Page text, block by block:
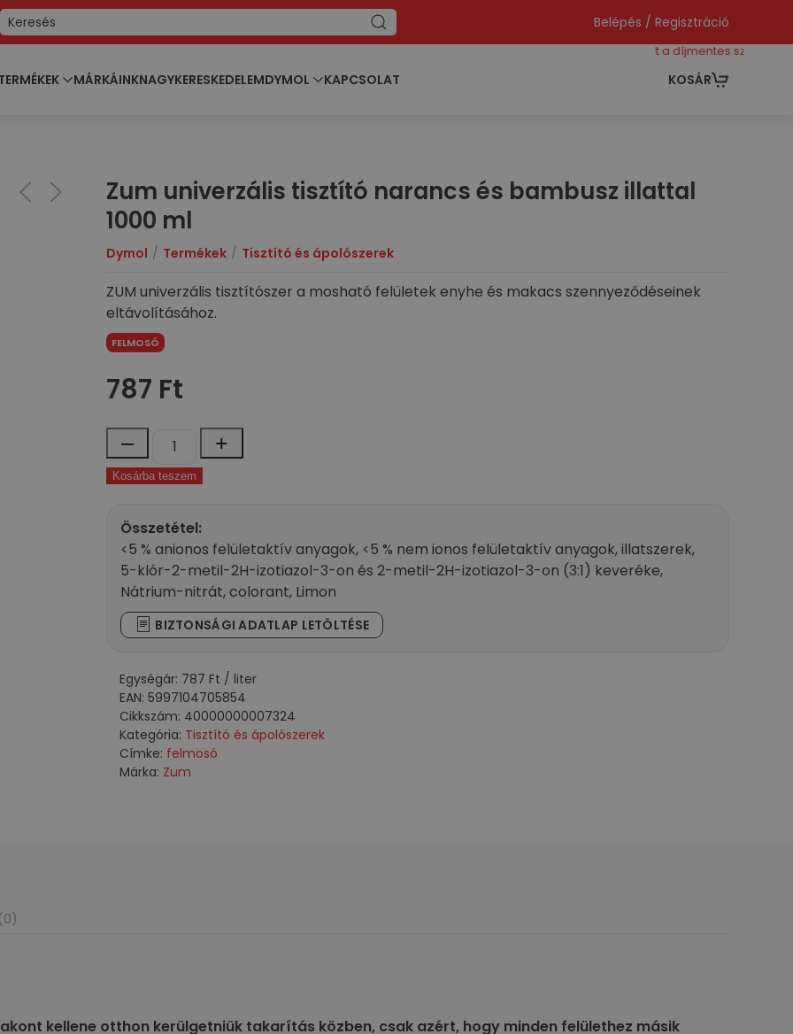
Belépés / Regisztráció
MÁRKÁINKNAGYKERESKEDELEMDYMOL KAPCSOLAT KOSÁR
még 40000 ft a díjmentes szállításhoz
Zum univerzális tisztító narancs és bambusz illattal
1000 ml
Dymol Termékek Tisztító és ápolószerek
ZUM univerzális tisztítószer a mosható felületek enyhe és makacs szennyeződéseinek
eltávolításához.
FELMOSÓ
787 Ft
–
Zum
univerzális
tisztító
és
bambusz
illattal
1000
ml
mennyiség
+
Kosárba teszem
Összetétel:
<5 % anionos felületaktív anyagok, <5 % nem ionos felületaktív anyagok, illatszerek,
5-klór-2-metil-2H-izotiazol-3-on és 2-metil-2H-izotiazol-3-on (3:1) keveréke,
Nátrium-nitrát, colorant, Limon
BIZTONSÁGI ADATLAP LETÖLTÉSE
Egységár: 787 Ft / liter
EAN: 5997104705854
Cikkszám: 40000000007324
Kategória: Tisztító és ápolószerek
Címke: felmosó
Márka: Zum
kellene otthon kerülgetniük takarítás közben, csak azért, hogy minden felülethez másik